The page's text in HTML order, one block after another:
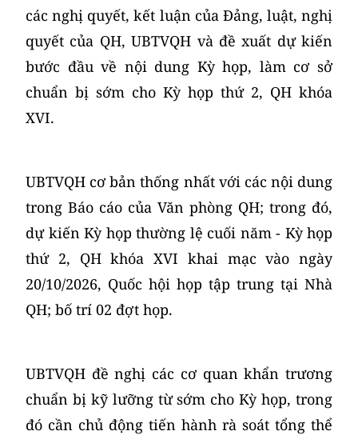
các nghị quyết, kết luận của Đảng, luật, nghị
quyết của QH, UBTVQH và đề xuất dự kiến
bước đầu về nội dung Kỳ họp, làm cơ sở
chuẩn bị sớm cho Kỳ họp thứ 2, QH khóa
XVI.
UBTVQH cơ bản thống nhất với các nội dung
trong Báo cáo của Văn phòng QH; trong đó,
dự kiến Kỳ họp thường lệ cuối năm - Kỳ họp
thứ 2, QH khóa XVI khai mạc vào ngày
20/10/2026, Quốc hội họp tập trung tại Nhà
QH; bố trí 02 đợt họp.
UBTVQH đề nghị các cơ quan khẩn trương
chuẩn bị kỹ lưỡng từ sớm cho Kỳ họp, trong
đó cần chủ động tiến hành rà soát tổng thể